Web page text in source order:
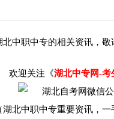
中职中专的相关资讯，敬
欢迎关注《湖北中专网-考
湖北中职中专重要资讯，一